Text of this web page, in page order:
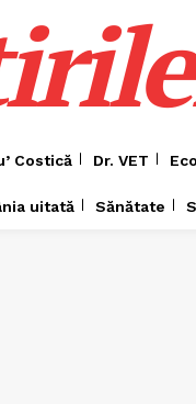
Costică Dr. VET
uitată Sănătate